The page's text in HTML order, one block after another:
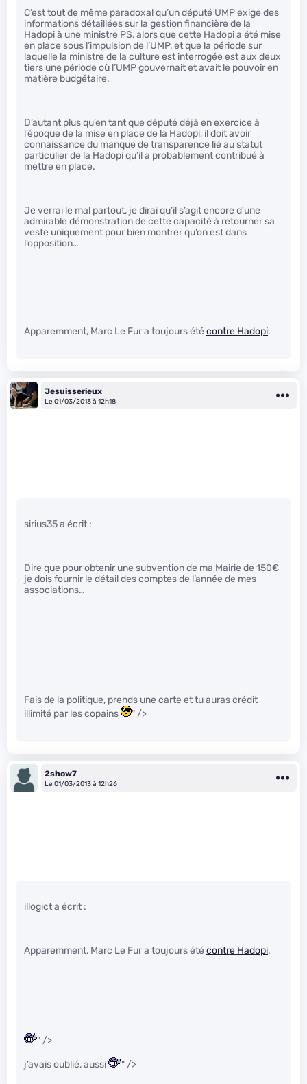
C’est tout de même paradoxal qu’un député UMP exige des
informations détaillées sur la gestion financière de la
Hadopi à une ministre PS, alors que cette Hadopi a été mise
en place sous l’impulsion de l’UMP, et que la période sur
laquelle la ministre de la culture est interrogée est aux deux
tiers une période où l’UMP gouvernait et avait le pouvoir en
matière budgétaire.
D’autant plus qu’en tant que député déjà en exercice à
l’époque de la mise en place de la Hadopi, il doit avoir
connaissance du manque de transparence lié au statut
particulier de la Hadopi qu’il a probablement contribué à
mettre en place.
Je verrai le mal partout, je dirai qu’il s’agit encore d’une
admirable démonstration de cette capacité à retourner sa
veste uniquement pour bien montrer qu’on est dans
l’opposition…
Apparemment, Marc Le Fur a toujours été contre Hadopi.
Jesuisserieux
Le 01/03/2013 à 12h18
sirius35 a écrit :
Dire que pour obtenir une subvention de ma Mairie de 150€
je dois fournir le détail des comptes de l’année de mes
associations…
Fais de la politique, prends une carte et tu auras crédit
illimité par les copains
" />
2show7
Le 01/03/2013 à 12h26
illogict a écrit :
Apparemment, Marc Le Fur a toujours été contre Hadopi.
" />
j’avais oublié, aussi " />